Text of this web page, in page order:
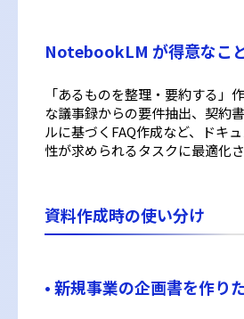
NotebookLM が得意なこ
「あるものを整理・要約する」
な議事録からの要件抽出、契約
ルに基づくFAQ作成など、ドキ
性が求められるタスクに最適化さ
資料作成時の使い分け
• 新規事業の企画書を作り